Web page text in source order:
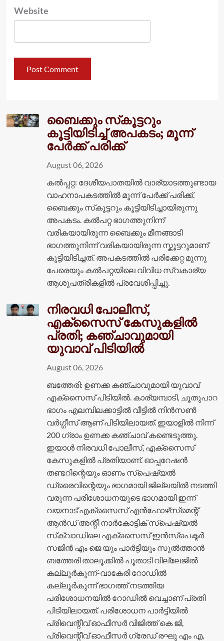
Website
ബൈക്കും സ്‌കൂട്ടറും
കൂട്ടിയിടിച്ച് അപകടം; മൂന്ന്
പേർക്ക് പരിക്ക്
August 06, 2026
കൽപ്പറ്റ: ദേശീയപാതയിൽ വാര്യാടത്തുണ്ടായ
വാഹനാപകടത്തിൽ മൂന്ന് പേർക്ക് പരിക്ക്.
ബൈക്കും സ്‌കൂട്ടറും കൂട്ടിയിടിച്ചായിരുന്നു
അപകടം. കൽപറ്റ ഭാഗത്തുനിന്ന്
വരികയായിരുന്ന ബൈക്കും മീനങ്ങാടി
ഭാഗത്തുനിന്ന് വരികയായിരുന്ന സ്കൂട്ടറുമാണ്
കൂട്ടിയിടിച്ചത്. അപകടത്തിൽ പരിക്കേറ്റ മൂന്നു
പേരെയും കൽപറ്റയിലെ വിവിധ സ്വകാര്യ
ആശുപത്രികളിൽ പ്രവേശിപ്പിച്ചു.
നിരവധി പോലീസ്,
എക്സൈസ് കേസുകളിൽ
പ്രതി; കഞ്ചാവുമായി
യുവാവ് പിടിയിൽ
August 06, 2026
ബത്തേരി: ഉണക്ക കഞ്ചാവുമായി യുവാവ്
എക്സെെസ് പിടിയിൽ. കാര്യമ്പാടി, ചൂതുപാറ
ഭാഗം എലമ്പിലക്കാട്ടിൽ വീട്ടിൽ നിൻസൺ
വർഗ്ഗീസ് ആണ് പിടിയിലായത്. ഇയാളിൽ നിന്ന്
200 ഗ്രാം ഉണക്ക കഞ്ചാവ് കണ്ടെടുത്തു.
ഇയാൾ നിരവധി പോലീസ്, എക്സൈസ്
കേസുകളിൽ പ്രതിയാണ്. ഓപ്പറേഷൻ
തണ്ടറിന്റെയും ഓണം സ്പെഷ്യൽ
ഡ്രൈവിന്റെയും ഭാഗമായി ജില്ലയിൽ നടത്തി
വരുന്ന പരിശോധനയുടെ ഭാ​ഗമായി ഇന്ന്
വയനാട് എക്‌സൈസ് എൻഫോഴ്‌സ്‌മെന്റ്
ആൻഡ് അന്റീ നാർകോട്ടിക് സ്പെഷ്യൽ
സ്‌ക്വാഡിലെ എക്സൈസ് ഇൻസ്പെക്ടർ
സജിൻ എം ജെ യും പാർട്ടിയും സുൽത്താൻ
ബത്തേരി താലൂക്കിൽ പൂതാടി വില്ലേജിൽ
കല്ലുർകുന്ന്-വാകേരി റോഡിൽ
കല്ലൂർകുന്ന് ഭാഗത്ത്‌ നടത്തിയ
പരിശോധനയിൽ റോഡിൽ വെച്ചാണ് പ്രതി
പിടിയിലായത്. പരിശോധന പാർട്ടിയിൽ
പ്രിവെന്റീവ് ഓഫീസർ വിജിത്ത് കെ ജി,
പ്രിവെന്റീവ് ഓഫീസർ ഗ്രേഡ് രഘു എം എ,